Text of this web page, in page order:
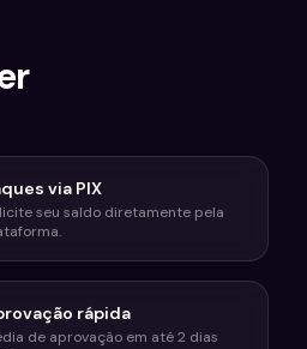
via PIX
seu saldo diretamente pela
rápida
de aprovação em até 2 dias